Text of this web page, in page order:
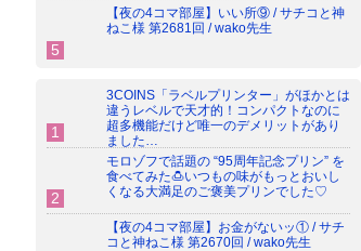
【夜の4コマ部屋】いい所⑨ / サチコと神
ねこ様 第2681回 / wako先生
3COINS「ラベルプリンター」がほかとは
違うレベルで天才的！コンパクトなのに
超多機能だけど唯一のデメリットがあり
ました…
モロゾフで話題の “95周年記念プリン” を
食べてみた🍮いつもの味がもっとおいし
くなる大満足のご褒美プリンでした♡
【夜の4コマ部屋】お金がないッ① / サチ
コと神ねこ様 第2670回 / wako先生